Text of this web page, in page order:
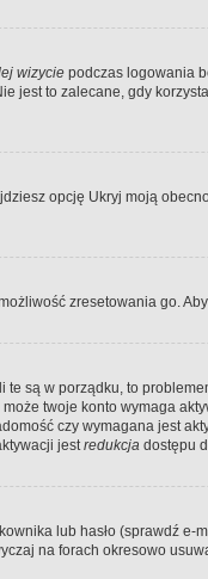
wizycie podczas logowania
jest to zalecane, gdy
opcję Ukryj moją
zresetowania go.
są w porządku, to
twoje konto wymaga
czy wymagana jest
jestredukcja dostępu
lub hasło (sprawdź
na forach okresowo